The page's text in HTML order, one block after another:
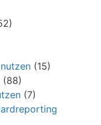
(15)
(88)
(7)